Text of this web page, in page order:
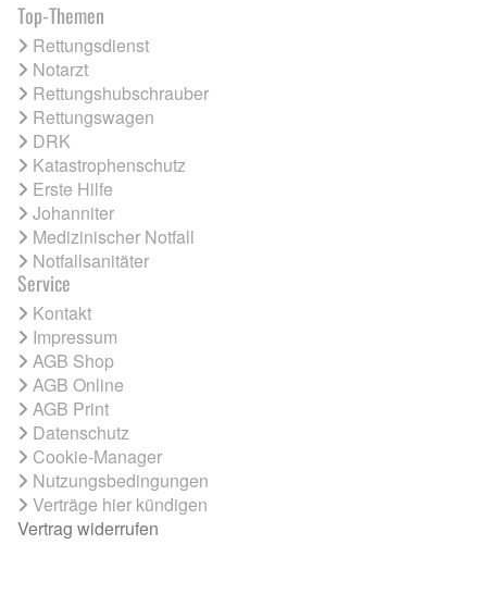
Top-Themen
Rettungsdienst
Notarzt
Rettungshubschrauber
Rettungswagen
DRK
Katastrophenschutz
Erste Hilfe
Johanniter
Medizinischer Notfall
Notfallsanitäter
Service
Kontakt
Impressum
AGB Shop
AGB Online
AGB Print
Datenschutz
Cookie-Manager
Nutzungsbedingungen
Verträge hier kündigen
Vertrag widerrufen